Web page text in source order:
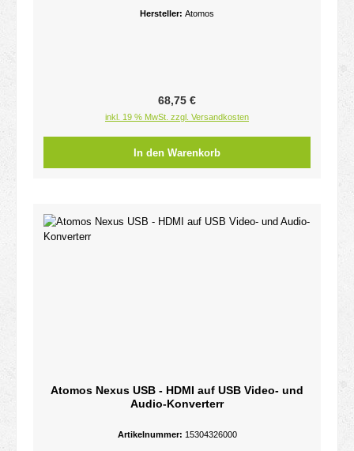
Hersteller: Atomos
Regulärer Preis:
68,75 €
inkl. 19 % MwSt. zzgl. Versandkosten
In den Warenkorb
Atomos Nexus USB - HDMI auf USB Video- und
Audio-Konverterr
Artikelnummer: 15304326000